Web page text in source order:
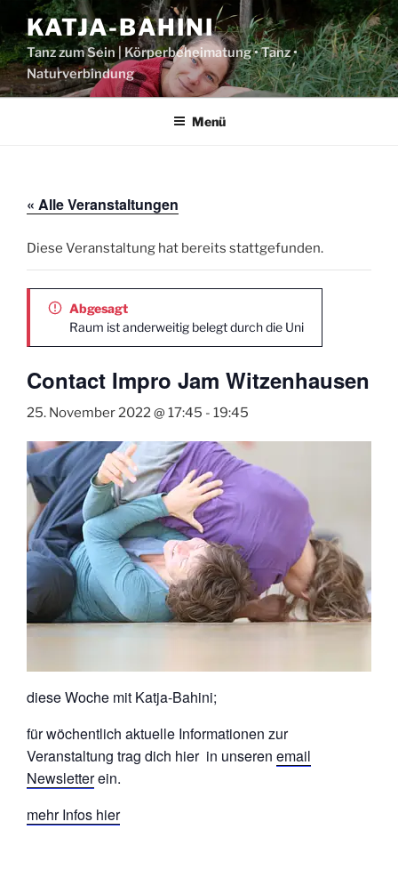
Inhalt
springen
KATJA-BAHINI
Tanz zum Sein | Körperbeheimatung • Tanz •
Naturverbindung
Menü
« Alle Veranstaltungen
Diese Veranstaltung hat bereits stattgefunden.
Abgesagt
Raum ist anderweitig belegt durch die Uni
Contact Impro Jam Witzenhausen
25. November 2022 @ 17:45 - 19:45
diese Woche mit Katja-Bahini;
für wöchentlich aktuelle Informationen zur
Veranstaltung trag dich hier in unseren email
Newsletterein.
mehr Infos hier